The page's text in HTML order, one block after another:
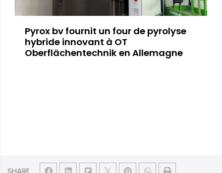
SHARE
Pyrox bv fournit un four de pyrolyse
hybride innovant à OT
Oberflächentechnik en Allemagne